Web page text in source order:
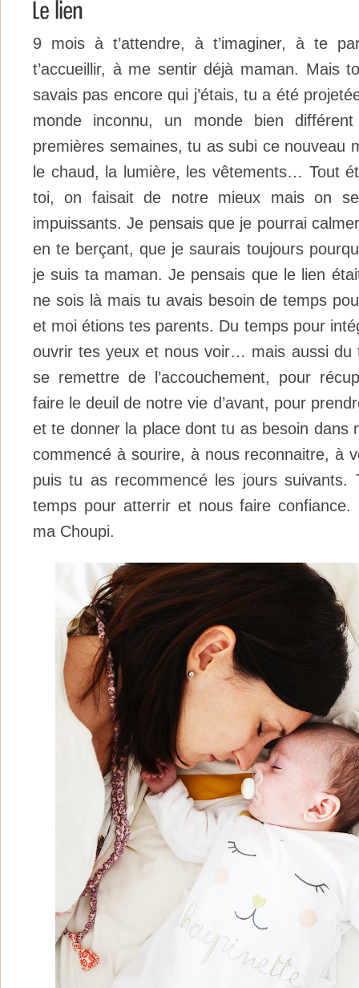
9 mois à t’attendre, à t’imaginer, à te
t’accueillir, à me sentir déjà maman. Mais
savais pas encore qui j’étais, tu a été
monde inconnu, un monde bien
premières semaines, tu as subi ce nouveau
le chaud, la lumière, les vêtements… Tout
toi, on faisait de notre mieux mais on
impuissants. Je pensais que je pourrai
en te berçant, que je saurais toujours
je suis ta maman. Je pensais que le lien
ne sois là mais tu avais besoin de temps
et moi étions tes parents. Du temps pour
ouvrir tes yeux et nous voir… mais aussi du
se remettre de l’accouchement, pour
faire le deuil de notre vie d’avant, pour
et te donner la place dont tu as besoin dans
commencé à sourire, à nous reconnaitre, à
puis tu as recommencé les jours suivants.
temps pour atterrir et nous faire confiance.
ma Choupi.